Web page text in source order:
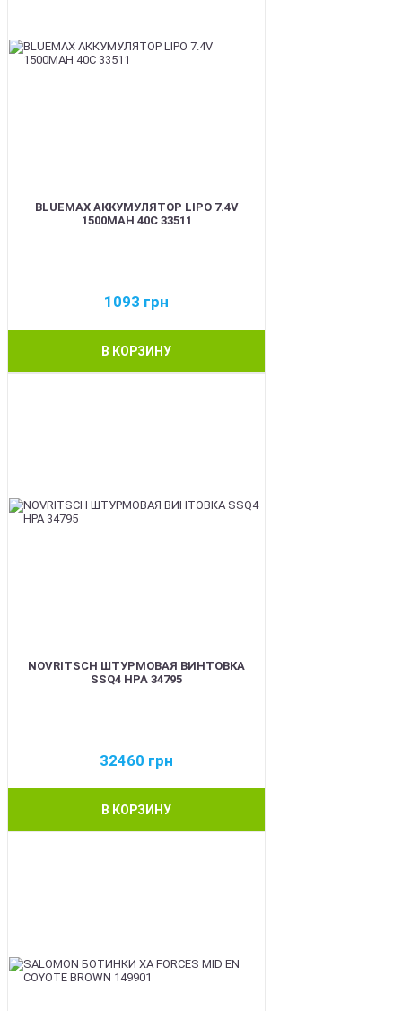
BLUEMAX АККУМУЛЯТОР LIPO 7.4V
1500MAH 40C 33511
1093 грн
В КОРЗИНУ
NOVRITSCH ШТУРМОВАЯ ВИНТОВКА
SSQ4 HPA 34795
32460 грн
В КОРЗИНУ